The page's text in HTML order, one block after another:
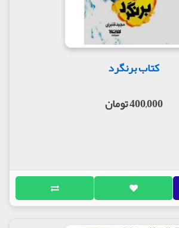
آب تبدیل شده بودم آن هم با گلوله‌ای
مارتینی زنگ‌زده‌ای که معلوم نبود
شلیک شده است؛ مردی از عشایر
پینه‌دوزی بغدادی، طلبه‌ای از نجف،
خیاطی کربلایی یا شیخی مقیم سامرا
هر که بود، هیجان‌زده از فتوای
پیر به کرانه‌های دجله آمده بود.
نویسندگان
کتاب برنگرد
400,000 تومان